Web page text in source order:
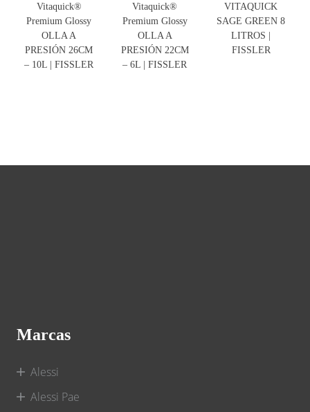
Vitaquick®
Premium Glossy
OLLA A
PRESIÓN 26CM
– 10L | FISSLER
Vitaquick®
Premium Glossy
OLLA A
PRESIÓN 22CM
– 6L | FISSLER
VITAQUICK
SAGE GREEN 8
LITROS |
FISSLER
Marcas
Alessi
Alessi Pae